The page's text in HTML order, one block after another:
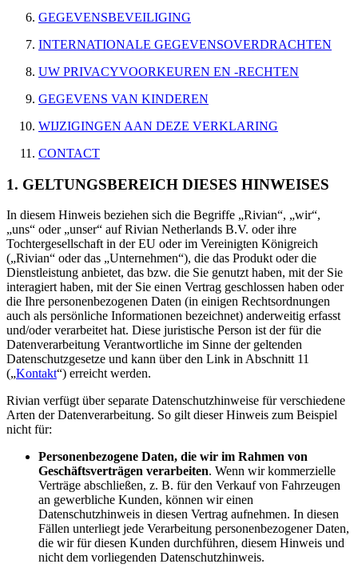
GEGEVENSBEVEILIGING
INTERNATIONALE GEGEVENSOVERDRACHTEN
UW PRIVACYVOORKEUREN EN -RECHTEN
GEGEVENS VAN KINDEREN
WIJZIGINGEN AAN DEZE VERKLARING
CONTACT
1. GELTUNGSBEREICH DIESES HINWEISES
In diesem Hinweis beziehen sich die Begriffe „Rivian“, „wir“,
„uns“ oder „unser“ auf Rivian Netherlands B.V. oder ihre
Tochtergesellschaft in der EU oder im Vereinigten Königreich
(„Rivian“ oder das „Unternehmen“), die das Produkt oder die
Dienstleistung anbietet, das bzw. die Sie genutzt haben, mit der Sie
interagiert haben, mit der Sie einen Vertrag geschlossen haben oder
die Ihre personenbezogenen Daten (in einigen Rechtsordnungen
auch als persönliche Informationen bezeichnet) anderweitig erfasst
und/oder verarbeitet hat. Diese juristische Person ist der für die
Datenverarbeitung Verantwortliche im Sinne der geltenden
Datenschutzgesetze und kann über den Link in Abschnitt 11
(„Kontakt“) erreicht werden.
Rivian verfügt über separate Datenschutzhinweise für verschiedene
Arten der Datenverarbeitung. So gilt dieser Hinweis zum Beispiel
nicht für:
Personenbezogene Daten, die wir im Rahmen von
Geschäftsverträgen verarbeiten. Wenn wir kommerzielle
Verträge abschließen, z. B. für den Verkauf von Fahrzeugen
an gewerbliche Kunden, können wir einen
Datenschutzhinweis in diesen Vertrag aufnehmen. In diesen
Fällen unterliegt jede Verarbeitung personenbezogener Daten,
die wir für diesen Kunden durchführen, diesem Hinweis und
nicht dem vorliegenden Datenschutzhinweis.